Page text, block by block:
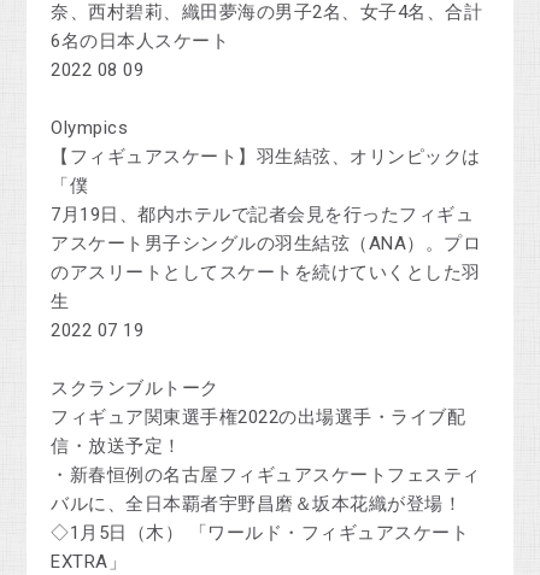
奈、西村碧莉、織田夢海の男子2名、女子4名、合計
6名の日本人スケート
2022 08 09
Olympics
【フィギュアスケート】羽生結弦、オリンピックは
「僕
7月19日、都内ホテルで記者会見を行ったフィギュ
アスケート男子シングルの羽生結弦（ANA）。プロ
のアスリートとしてスケートを続けていくとした羽
生
2022 07 19
スクランブルトーク
フィギュア関東選手権2022の出場選手・ライブ配
信・放送予定！
・新春恒例の名古屋フィギュアスケートフェスティ
バルに、全日本覇者宇野昌磨＆坂本花織が登場！
◇1月5日（木） 「ワールド・フィギュアスケート
EXTRA」